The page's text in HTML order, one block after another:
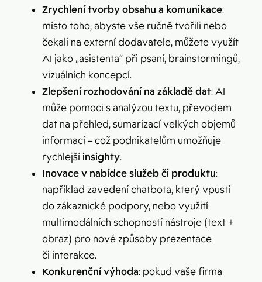
Zrychlení tvorby obsahu a komunikace:
místo toho, abyste vše ručně tvořili nebo
čekali na externí dodavatele, můžete využít
AI jako „asistenta“ při psaní, brainstormingů,
vizuálních koncepcí.
Zlepšení rozhodování na základě dat: AI
může pomoci s analýzou textu, převodem
dat na přehled, sumarizací velkých objemů
informací – což podnikatelům umožňuje
rychlejšíinsighty.
Inovace v nabídce služeb či produktu:
například zavedení chatbota, který vpustí
do zákaznické podpory, nebo využití
multimodálních schopností nástroje (text +
obraz) pro nové způsoby prezentace
či interakce.
Konkurenční výhoda: pokud vaše firma